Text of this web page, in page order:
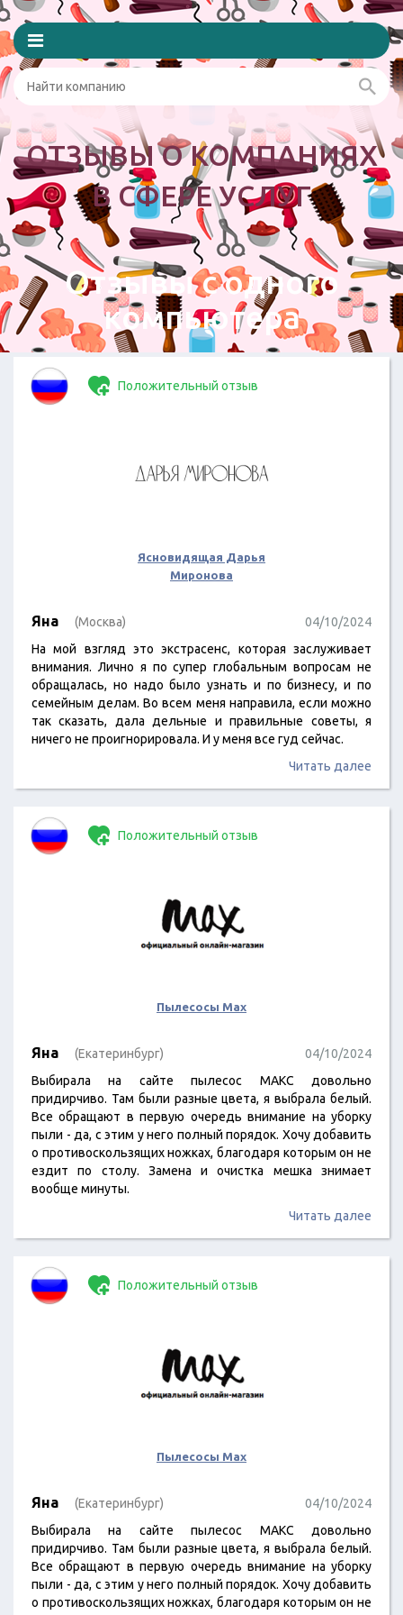
ОТЗЫВЫ О КОМПАНИЯХ
В СФЕРЕ УСЛУГ
Отзывы с одного
компьютера
Положительный отзыв
Ясновидящая Дарья
Миронова
Яна (Москва)
04/10/2024
На мой взгляд это экстрасенс, которая заслуживает
внимания. Лично я по супер глобальным вопросам не
обращалась, но надо было узнать и по бизнесу, и по
семейным делам. Во всем меня направила, если можно
так сказать, дала дельные и правильные советы, я
ничего не проигнорировала. И у меня все гуд сейчас.
Читать далее
Положительный отзыв
Пылесосы Max
Яна (Екатеринбург)
04/10/2024
Выбирала на сайте пылесос МАКС довольно
придирчиво. Там были разные цвета, я выбрала белый.
Все обращают в первую очередь внимание на уборку
пыли - да, с этим у него полный порядок. Хочу добавить
о противоскользящих ножках, благодаря которым он не
ездит по столу. Замена и очистка мешка знимает
вообще минуты.
Читать далее
Положительный отзыв
Пылесосы Max
Яна (Екатеринбург)
04/10/2024
Выбирала на сайте пылесос МАКС довольно
придирчиво. Там были разные цвета, я выбрала белый.
Все обращают в первую очередь внимание на уборку
пыли - да, с этим у него полный порядок. Хочу добавить
о противоскользящих ножках, благодаря которым он не